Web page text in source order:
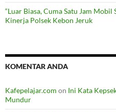
“Luar Biasa, Cuma Satu Jam
Kinerja Polsek Kebon Jeruk
KOMENTAR ANDA
Kafepelajar.com on Ini Kata
Mundur